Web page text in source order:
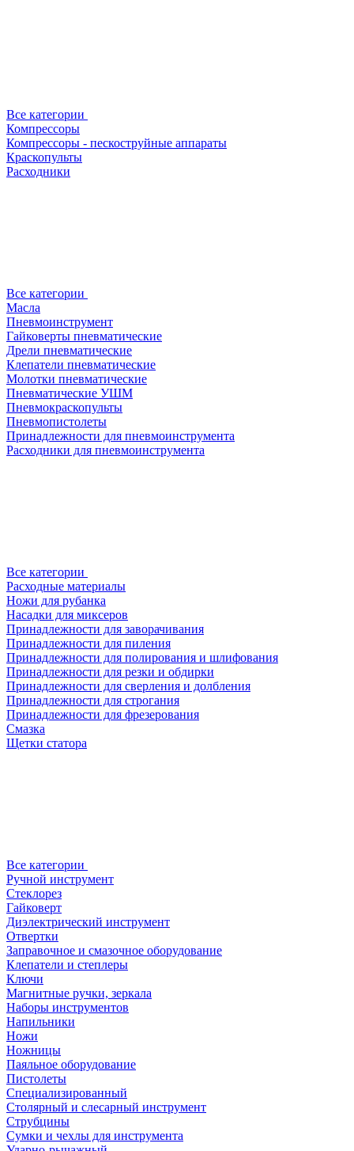
Все категории
Компрессоры
Компрессоры - пескоструйные аппараты
Краскопульты
Расходники
Все категории
Масла
Пневмоинструмент
Гайковерты пневматические
Дрели пневматические
Клепатели пневматические
Молотки пневматические
Пневматические УШМ
Пневмокраскопульты
Пневмопистолеты
Принадлежности для пневмоинструмента
Расходники для пневмоинструмента
Все категории
Расходные материалы
Ножи для рубанка
Насадки для миксеров
Принадлежности для заворачивания
Принадлежности для пиления
Принадлежности для полирования и шлифования
Принадлежности для резки и обдирки
Принадлежности для сверления и долбления
Принадлежности для строгания
Принадлежности для фрезерования
Смазка
Щетки статора
Все категории
Ручной инструмент
Стеклорез
Гайковерт
Диэлектрический инструмент
Отвертки
Заправочное и смазочное оборудование
Клепатели и степлеры
Ключи
Магнитные ручки, зеркала
Наборы инструментов
Напильники
Ножи
Ножницы
Паяльное оборудование
Пистолеты
Специализированный
Столярный и слесарный инструмент
Струбцины
Сумки и чехлы для инструмента